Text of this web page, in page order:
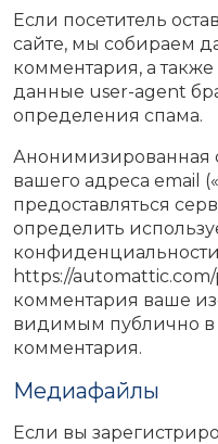
Если посетитель
сайте, мы собираем
комментария, а
данные user-agent
определения спама.
Анонимизированная
вашего адреса email
предоставляться
определить
конфиденциальности
https://
комментария ваше
видимым публично в
комментария.
Медиафайлы
Если вы